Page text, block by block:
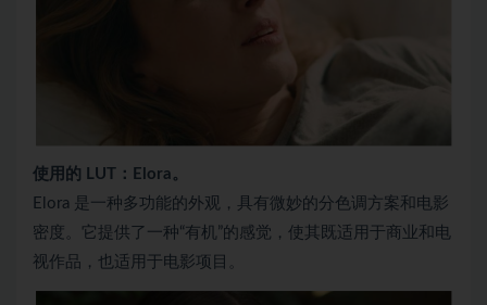
使用的 LUT：Elora。
Elora 是一种多功能的外观，具有微妙的分色调方案和电影
密度。它提供了一种“有机”的感觉，使其既适用于商业和电
视作品，也适用于电影项目。